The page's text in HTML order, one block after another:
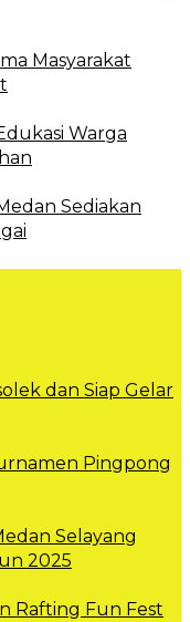
Masyarakat
Warga
Sediakan
dan Siap Gelar
Pingpong
Selayang
2025
Rafting Fun Fest